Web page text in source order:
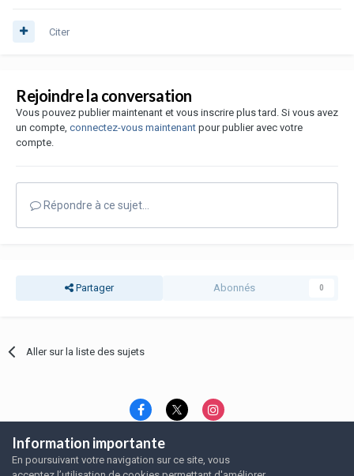
Citer
Rejoindre la conversation
Vous pouvez publier maintenant et vous inscrire plus tard. Si vous avez
un compte, connectez-vous maintenant pour publier avec votre
compte.
Répondre à ce sujet…
Partager Abonnés 0
Aller sur la liste des sujets
Langue Thème
Politique de confidentialité
Nous contacter
Nous contacter
Information importante
En poursuivant votre navigation sur ce site, vous